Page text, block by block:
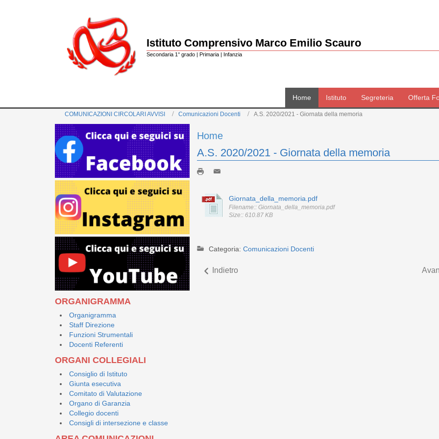
Istituto Comprensivo Marco Emilio Scauro
Secondaria 1° grado | Primaria | Infanzia
Home Istituto Segreteria Offerta
COMUNICAZIONI CIRCOLARI AVVISI Comunicazioni Docenti A.S. 2020/2021 - Giornata della memoria
ORGANIGRAMMA
Organigramma
Staff Direzione
Funzioni Strumentali
Docenti Referenti
ORGANI COLLEGIALI
Consiglio di Istituto
Giunta esecutiva
Comitato di Valutazione
Organo di Garanzia
Collegio docenti
Consigli di intersezione e classe
Home
A.S. 2020/2021 - Giornata della memoria
Giornata_della_memoria.pdf
Filename:: Giornata_della_memoria.pdf
Size:: 610.87 KB
Categoria: Comunicazioni Docenti
Indietro